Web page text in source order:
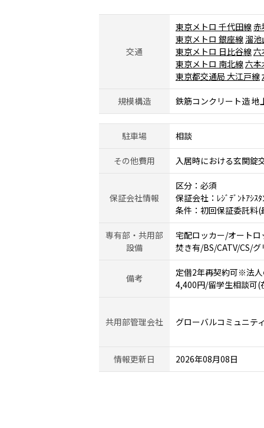
交通
東京メトロ 千代田線赤
東京メトロ 銀座線溜池
東京メトロ 日比谷線六
東京メトロ 南北線六本
東京都交通局 大江戸線
規模構造 鉄筋コンクリート造 地
駐車場 相談
その他費用 入居時における玄関錠
保証会社情報
区分：必須
保証会社：ﾚｼﾞﾃﾞﾝﾄｱｼｽ
条件：初回保証委託料
専有部・共用部
設備
宅配ロッカー/オート
焚き有/BS/CATV/CS/
備考
定借2年再契約可※法人
4,400円/留学生相談可(
共用部管理会社 グローバルコミュニ
情報更新日 2026年08月08日